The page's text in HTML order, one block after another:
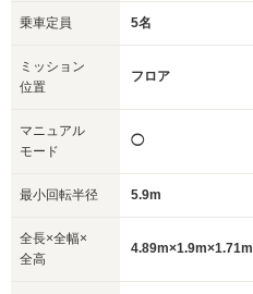
乗車定員 5名
ミッション
位置
フロア
マニュアル
モード
◯
最小回転半径 5.9m
全長×全幅×
全高
4.89m×1.9m×1.71m